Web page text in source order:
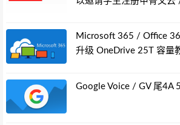
Microsoft 365 / Office
升级 OneDrive 25T 容量
Google Voice / GV 尾4A